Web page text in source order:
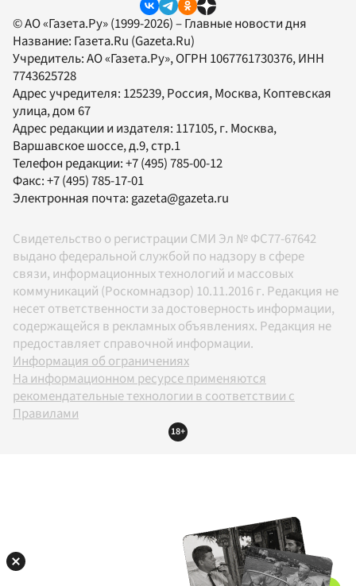
© АО «Газета.Ру» (1999-2026) – Главные новости дня
Название: Газета.Ru (Gazeta.Ru)
Учредитель:АО «Газета.Ру», ОГРН 1067761730376, ИНН
7743625728
Адрес учредителя: 125239, Россия, Москва, Коптевская
улица, дом 67
Адрес редакции и издателя: 117105, г. Москва,
Варшавское шоссе, д.9, стр.1
Телефон редакции:+7 (495) 785-00-12
Факс:+7 (495) 785-17-01
Электронная почта: gazeta@gazeta.ru
Свидетельство о регистрации СМИ Эл № ФС77-67642
выдано федеральной службой по надзору в сфере
связи, информационных технологий и массовых
коммуникаций (Роскомнадзор) 10.11.2016 г. Редакция не
несет ответственности за достоверность информации,
содержащейся в рекламных объявлениях. Редакция не
предоставляет справочной информации.
Информация об ограничениях
На информационном ресурсе применяются
рекомендательные технологии в соответствии с
Правилами
18+